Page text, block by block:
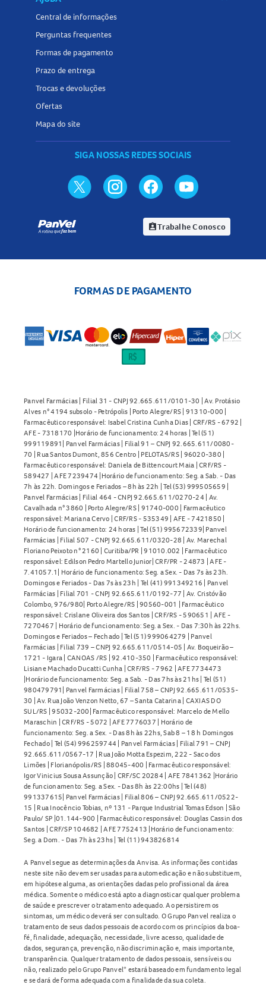
Central de informações
Perguntas frequentes
Formas de pagamento
Prazo de entrega
Trocas e devoluções
Ofertas
Mapa do site
SIGA NOSSAS REDES SOCIAIS
assignment_indTrabalhe Conosco
FORMAS DE PAGAMENTO
Panvel Farmácias | Filial 31 - CNPJ 92.665.611/0101-30 | Av. Protásio
Alves n° 4194 subsolo - Petrópolis | Porto Alegre/RS | 91310-000 |
Farmacêutico responsável: Isabel Cristina Cunha Dias | CRF/RS - 6792 |
AFE - 7318170 |Horário de funcionamento: 24 horas | Tel (51)
999119891| Panvel Farmácias | Filial 91 – CNPJ 92.665.611/0080-
70 | Rua Santos Dumont, 856 Centro | PELOTAS/RS | 96020-380 |
Farmacêutico responsável: Daniela de Bittencourt Maia | CRF/RS -
589427 | AFE 7239474 |Horário de funcionamento: Seg. a Sab. - Das
7h às 22h. Domingos e Feriados – 8h às 22h | Tel (53) 999505659 |
Panvel Farmácias | Filial 464 - CNPJ 92.665.611/0270-24 | Av.
Cavalhada n° 3860 | Porto Alegre/RS | 91740-000 | Farmacêutico
responsável: Mariana Cervo | CRF/RS - 535349 | AFE - 7421850 |
Horário de funcionamento: 24 horas | Tel (51) 995672339| Panvel
Farmácias | Filial 507 - CNPJ 92.665.611/0320-28 | Av. Marechal
Floriano Peixoto n° 2160 | Curitiba/PR | 91010.002 | Farmacêutico
responsável: Edilson Pedro Martello Junior| CRF/PR - 24873 | AFE -
7.41057.1| Horário de funcionamento: Seg. a Sex. - Das 7s às 23h.
Domingos e Feriados - Das 7s às 23h | Tel (41) 991349216 | Panvel
Farmácias | Filial 701 - CNPJ 92.665.611/0192-77 | Av. Cristóvão
Colombo, 976/980| Porto Alegre/RS | 90560-001 | Farmacêutico
responsável: Crislane Oliveira dos Santos | CRF/RS - 590651 | AFE -
7270467 | Horário de funcionamento: Seg. a Sex. - Das 7:30h às 22hs.
Domingos e Feriados – Fechado | Tel (51) 999064279 | Panvel
Farmácias | Filial 739 – CNPJ 92.665.611/0514-05 | Av. Boqueirão –
1721 - Igara | CANOAS /RS | 92.410-350 | Farmacêutico responsável:
Lisiane Machado Ducatti Cunha | CRF/RS - 7962 | AFE 7734473
|Horário de funcionamento: Seg. a Sab. - Das 7hs às 21hs | Tel (51)
980479791| Panvel Farmácias | Filial 758 – CNPJ 92.665.611/0535-
30 | Av. Rua João Venzon Netto, 67 – Santa Catarina | CAXIAS DO
SUL/RS | 95032-200| Farmacêutico responsável: Marcelo de Mello
Maraschin | CRF/RS - 5072 | AFE 7776037 | Horário de
funcionamento: Seg. a Sex. - Das 8h às 22hs, Sab 8 – 18 h Domingos
Fechado | Tel (54) 996259744 | Panvel Farmácias | Filial 791 – CNPJ
92.665.611/0567-17 | Rua João Motta Espezim, 222 - Saco dos
Limões | Florianópolis/RS | 88045-400 | Farmacêutico responsável:
Igor Vinicius Sousa Assunção | CRF/SC 20284 | AFE 7841362 |Horário
de funcionamento: Seg. a Sex. - Das 8h às 22:00hs | Tel (48)
991337615| Panvel Farmácias | Filial 806 – CNPJ 92.665.611/0522-
15 | Rua Inocêncio Tobias, nº 131 - Parque Industrial Tomas Edson | São
Paulo/ SP |01.144-900 | Farmacêutico responsável: Douglas Cassin dos
Santos | CRF/SP 104682 | AFE 7752413 |Horário de funcionamento:
Seg. a Dom. - Das 7h às 23hs | Tel (11) 943826814
A Panvel segue as determinações da Anvisa. As informações contidas
neste site não devem ser usadas para automedicação e não substituem,
em hipótese alguma, as orientações dadas pelo profissional da área
médica. Somente o médico está apto a diagnosticar qualquer problema
de saúde e prescrever o tratamento adequado. Ao persistirem os
sintomas, um médico deverá ser consultado. O Grupo Panvel realiza o
tratamento de seus dados pessoais de acordo com os princípios da boa-
fé, finalidade, adequação, necessidade, livre acesso, qualidade de
dados, segurança, prevenção, não discriminação e, mais importante,
transparência. Qualquer tratamento de dados pessoais, sensíveis ou
não, realizado pelo Grupo Panvel* estará baseado em fundamento legal
e se dará de forma adequada com a finalidade da sua coleta.